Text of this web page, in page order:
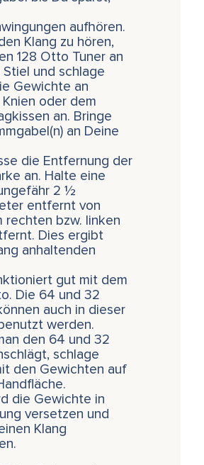
aufhören.
Klang zu hören,
128 Otto Tuner an
Stiel und schlage
Gewichte an
Knien oder dem
an. Bringe
an Deine
die Entfernung der
an. Halte eine
2 ½
entfernt von
rechten bzw. linken
Dies ergibt
anhaltenden
gut mit dem
Die 64 und 32
auch in dieser
werden.
den 64 und 32
schlage
den Gewichten auf
die Gewichte in
versetzen und
Klang